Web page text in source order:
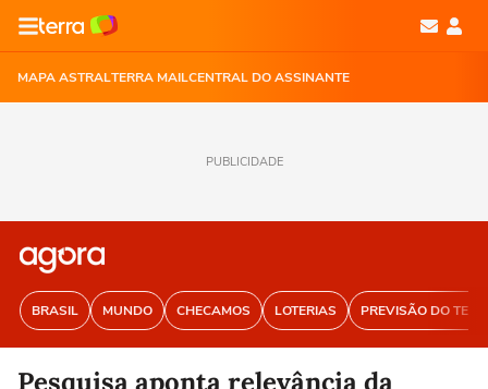
MAPA ASTRALTERRA MAILCENTRAL DO ASSINANTE
PUBLICIDADE
BRASIL MUNDO CHECAMOS LOTERIAS PREVISÃO DO
Pesquisa aponta relevância da